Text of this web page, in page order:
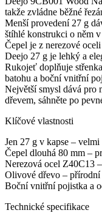
takže zvládne běžné
Menší provedení 27 g
štíhlé konstrukci o něm
Čepel je z nerezové
Deejo 27 g je lehký a
Rukojeť doplňuje
batohu a boční vnitřní
Největší smysl dává pro
dřevem, sáhněte po
Klíčové vlastnosti
Jen 27 g v kapse –
Čepel dlouhá 80 mm –
Nerezová ocel Z40C13
Olivové dřevo – přírodní
Boční vnitřní pojistka a
Technické specifikace